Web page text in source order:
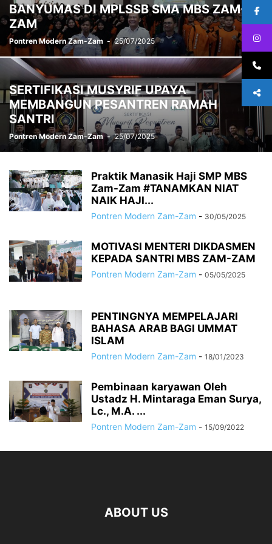
BANYUMAS DI MPLSSB SMA MBS ZAM-
ZAM
Pontren Modern Zam-Zam - 25/07/2025
SERTIFIKASI MUSYRIF UPAYA
MEMBANGUN PESANTREN RAMAH
SANTRI
Pontren Modern Zam-Zam - 25/07/2025
Praktik Manasik Haji SMP MBS
Zam-Zam #TANAMKAN NIAT
NAIK HAJI...
Pontren Modern Zam-Zam - 30/05/2025
MOTIVASI MENTERI DIKDASMEN
KEPADA SANTRI MBS ZAM-ZAM
Pontren Modern Zam-Zam - 05/05/2025
PENTINGNYA MEMPELAJARI
BAHASA ARAB BAGI UMMAT
ISLAM
Pontren Modern Zam-Zam - 18/01/2023
Pembinaan karyawan Oleh
Ustadz H. Mintaraga Eman Surya,
Lc., M.A. ...
Pontren Modern Zam-Zam - 15/09/2022
ABOUT US